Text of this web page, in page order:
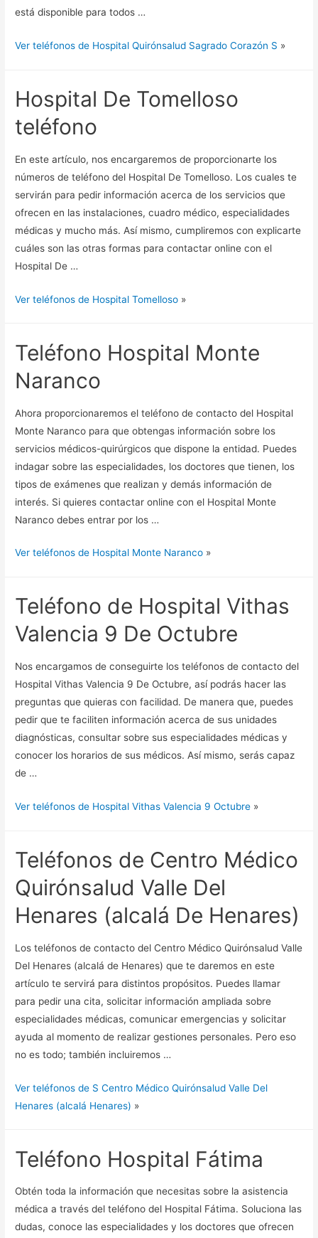
está disponible para todos …
Ver teléfonos de Hospital Quirónsalud Sagrado Corazón S »
Hospital De Tomelloso
teléfono
En este artículo, nos encargaremos de proporcionarte los
números de teléfono del Hospital De Tomelloso. Los cuales te
servirán para pedir información acerca de los servicios que
ofrecen en las instalaciones, cuadro médico, especialidades
médicas y mucho más. Así mismo, cumpliremos con explicarte
cuáles son las otras formas para contactar online con el
Hospital De …
Ver teléfonos de Hospital Tomelloso »
Teléfono Hospital Monte
Naranco
Ahora proporcionaremos el teléfono de contacto del Hospital
Monte Naranco para que obtengas información sobre los
servicios médicos-quirúrgicos que dispone la entidad. Puedes
indagar sobre las especialidades, los doctores que tienen, los
tipos de exámenes que realizan y demás información de
interés. Si quieres contactar online con el Hospital Monte
Naranco debes entrar por los …
Ver teléfonos de Hospital Monte Naranco »
Teléfono de Hospital Vithas
Valencia 9 De Octubre
Nos encargamos de conseguirte los teléfonos de contacto del
Hospital Vithas Valencia 9 De Octubre, así podrás hacer las
preguntas que quieras con facilidad. De manera que, puedes
pedir que te faciliten información acerca de sus unidades
diagnósticas, consultar sobre sus especialidades médicas y
conocer los horarios de sus médicos. Así mismo, serás capaz
de …
Ver teléfonos de Hospital Vithas Valencia 9 Octubre »
Teléfonos de Centro Médico
Quirónsalud Valle Del
Henares (alcalá De Henares)
Los teléfonos de contacto del Centro Médico Quirónsalud Valle
Del Henares (alcalá de Henares) que te daremos en este
artículo te servirá para distintos propósitos. Puedes llamar
para pedir una cita, solicitar información ampliada sobre
especialidades médicas, comunicar emergencias y solicitar
ayuda al momento de realizar gestiones personales. Pero eso
no es todo; también incluiremos …
Ver teléfonos de S Centro Médico Quirónsalud Valle Del
Henares (alcalá Henares) »
Teléfono Hospital Fátima
Obtén toda la información que necesitas sobre la asistencia
médica a través del teléfono del Hospital Fátima. Soluciona las
dudas, conoce las especialidades y los doctores que ofrecen